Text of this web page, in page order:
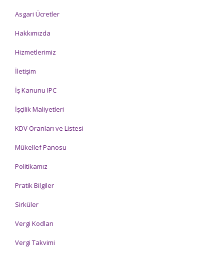
Asgari Ücretler
Hakkımızda
Hizmetlerimiz
İletişim
İş Kanunu IPC
İşçilik Maliyetleri
KDV Oranları ve Listesi
Mükellef Panosu
Politikamız
Pratik Bilgiler
Sirküler
Vergi Kodları
Vergi Takvimi